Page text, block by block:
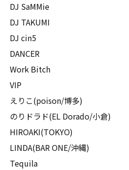
DJ SaMMie
DJ TAKUMI
DJ cin5
DANCER
Work Bitch
VIP
えりこ(poison/博多)
のりドラド(EL Dorado/小倉)
HIROAKI(TOKYO)
LINDA(BAR ONE/沖縄)
Tequila